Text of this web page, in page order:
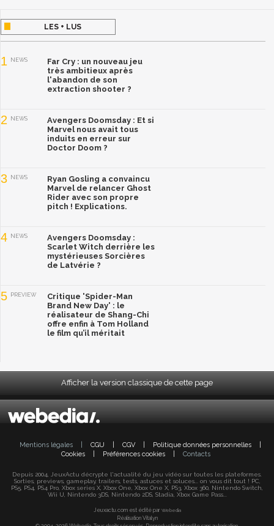
LES + LUS
1 NEWS
Far Cry : un nouveau jeu
très ambitieux après
l'abandon de son
extraction shooter ?
2 NEWS
Avengers Doomsday : Et si
Marvel nous avait tous
induits en erreur sur
Doctor Doom ?
3 NEWS
Ryan Gosling a convaincu
Marvel de relancer Ghost
Rider avec son propre
pitch ! Explications.
4 NEWS
Avengers Doomsday :
Scarlet Witch derrière les
mystérieuses Sorcières
de Latvérie ?
5 PREVIEW
Critique 'Spider-Man
Brand New Day' : le
réalisateur de Shang-Chi
offre enfin à Tom Holland
le film qu’il méritait
Afficher la version classique de cette page
Mentions légales CGU CGV Politique données personnelles
Cookies
Préférences cookies Contacts
Depuis 2004, JeuxActu décrypte l'actualité du jeu vidéo sur toutes les plateformes.
Sorties, previews, gameplay, trailers, tests, astuces et soluces... on vous dit tout ! PC,
PS5, PS4, PS4 Pro, Xbox series X, Xbox One, Xbox One X, PS3, Xbox 360, Nintendo Switch,
Wii U, Nintendo 3DS, Nintendo 2DS, Stadia, Xbox Game Pass...
Jeuxactu.com est édité par Webedia
Réalisation Vitalyn